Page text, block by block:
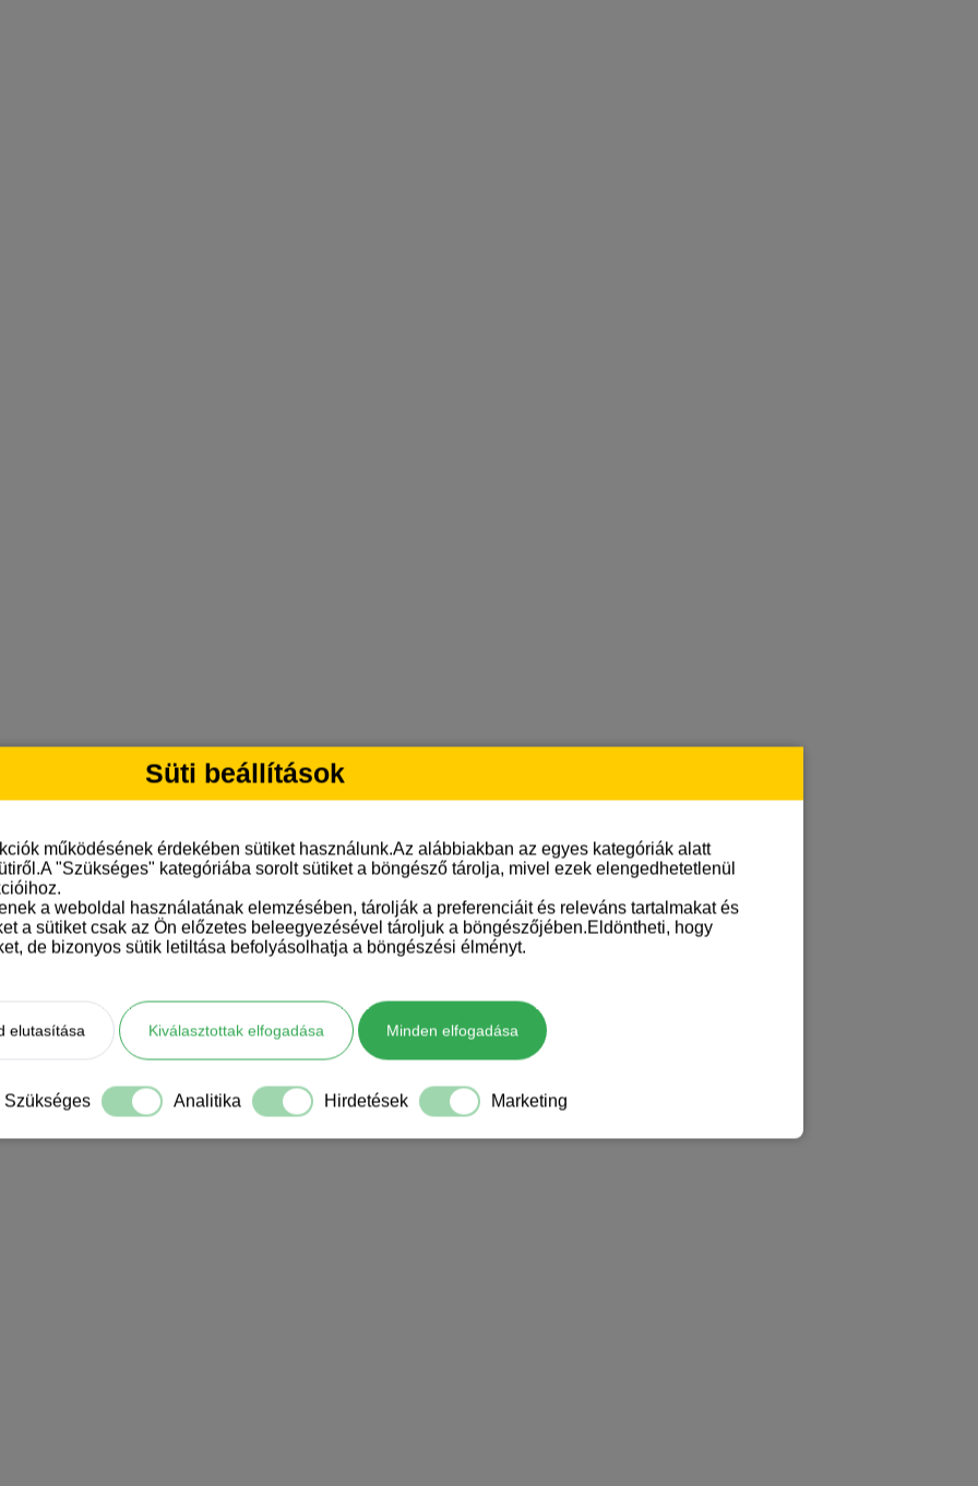
Süti beállítások
működésének érdekében sütiket használunk.Az alábbiakban az egyes kategóriák alatt
"Szükséges" kategóriába sorolt sütiket a böngésző tárolja, mivel ezek elengedhetetlenül
a weboldal használatának elemzésében, tárolják a preferenciáit és releváns tartalmakat és
a sütiket csak az Ön előzetes beleegyezésével tároljuk a böngészőjében.Eldöntheti, hogy
de bizonyos sütik letiltása befolyásolhatja a böngészési élményt.
elutasítása Kiválasztottak elfogadása Minden elfogadása
Szükséges Analitika Hirdetések Marketing